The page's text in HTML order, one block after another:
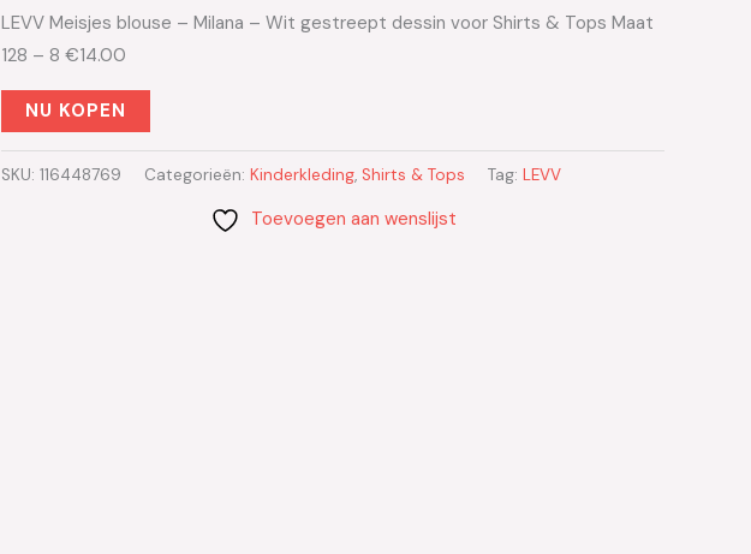
LEVV Meisjes blouse – Milana – Wit gestreept dessin voor Shirts & Tops Maat
128 – 8 €14.00
NU KOPEN
SKU: 116448769 Categorieën: Kinderkleding, Shirts & Tops Tag: LEVV
Toevoegen aan wenslijst